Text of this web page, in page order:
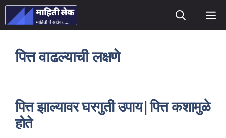
Skip
to
पित्त वाढल्याची लक्षणे
पित्त झाल्यावर घरगुती उपाय|पित्त कशामुळे
होते